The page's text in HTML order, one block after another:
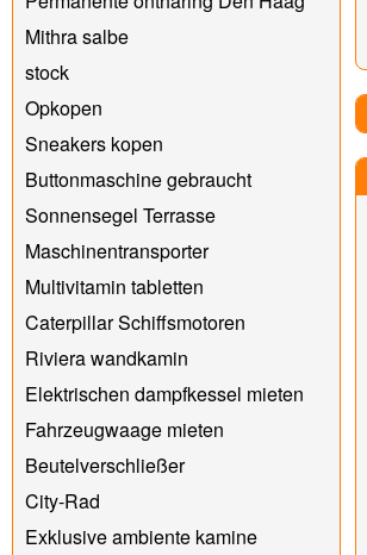
Mithra salbe
stock
Opkopen
Sneakers kopen
Buttonmaschine gebraucht
Sonnensegel Terrasse
Maschinentransporter
Multivitamin tabletten
Caterpillar Schiffsmotoren
Riviera wandkamin
Elektrischen dampfkessel mieten
Fahrzeugwaage mieten
Beutelverschließer
City-Rad
Exklusive ambiente kamine